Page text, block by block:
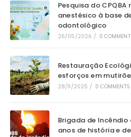
Pesquisa do
anestésico à base
odontológico
26/05/2026 / 0
Restauração
esforços em
28/11/2025 / 0 COMMENTS
Brigada de Incêndio
anos de história e